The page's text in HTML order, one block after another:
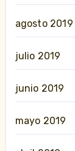
agosto 2019
julio 2019
junio 2019
mayo 2019